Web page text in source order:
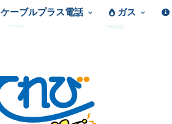
ケーブルプラス電話 ガス